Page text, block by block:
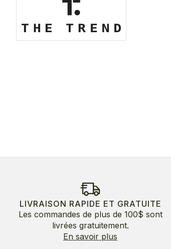
LIVRAISON RAPIDE ET GRATUITE
Les commandes de plus de 100$ sont
livrées gratuitement.
En savoir plus